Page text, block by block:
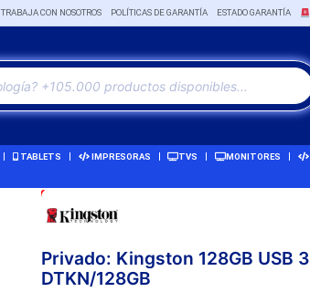
TRABAJA CON NOSOTROS POLÍTICAS DE GARANTÍA ESTADO GARANTÍA
TABLETS IMPRESORAS TVS MONITORES
Privado: Kingston 128GB USB
DTKN/128GB